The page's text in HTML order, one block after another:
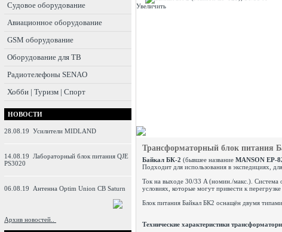
Судовое оборудование
Авиационное оборудование
GSM оборудование
Оборудование для ТВ
Радиотелефоны SENAO
Хобби | Туризм | Спорт
НОВОСТИ
28.08.19 Усилители MIDLAND
14.08.19 Лабораторный блок питания QJE
PS3020
06.08.19 Антенна Optim Union CB Saturn
Архив новостей..
Увеличить
Трансформаторный блок питания
Байкал БК-2 (бывшее название MANSON EP-
Подходит для использования в экспедициях,
Ток на выходе 30/33 A (номин./макс.). Система
условиях, которые могут привести к
Блок питания Байкал БК2 оснащён двумя
Технические характеристики